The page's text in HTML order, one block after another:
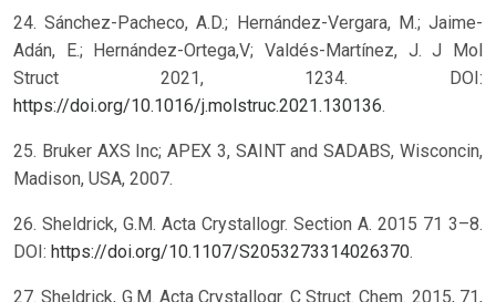
24. Sánchez-Pacheco, A.D.; Hernández-Vergara, M.; Jaime-
Adán, E.; Hernández-Ortega,V; Valdés-Martínez, J. J Mol
Struct 2021, 1234. DOI:
https://doi.org/10.1016/j.molstruc.2021.130136.
25. Bruker AXS Inc; APEX 3, SAINT and SADABS, Wisconcin,
Madison, USA, 2007.
26. Sheldrick, G.M. Acta Crystallogr. Section A. 2015 71 3–8.
DOI: https://doi.org/10.1107/S2053273314026370.
27. Sheldrick, G.M. Acta Crystallogr. C Struct. Chem. 2015, 71,